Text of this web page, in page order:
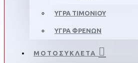
ΥΓΡΑ ΤΙΜΟΝΙΟΥ
ΥΓΡΑ ΦΡΕΝΩΝ
ΜΟΤΟΣΥΚΛΕΤΑ